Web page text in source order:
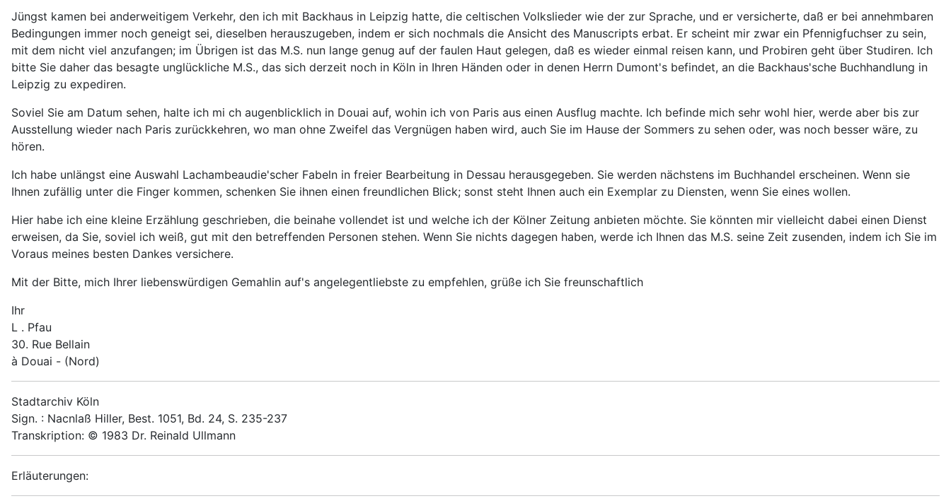
Jüngst kamen bei anderweitigem Verkehr, den ich mit Backhaus in Leipzig hatte, die celtischen Volkslieder wie der zur Sprache, und er versicherte, daß er bei annehmbaren
Bedingungen immer noch geneigt sei, dieselben herauszugeben, indem er sich nochmals die Ansicht des Manuscripts erbat. Er scheint mir zwar ein Pfennigfuchser zu sein,
mit dem nicht viel anzufangen; im Übrigen ist das M.S. nun lange genug auf der faulen Haut gelegen, daß es wieder einmal reisen kann, und Probiren geht über Studiren. Ich
bitte Sie daher das besagte unglückliche M.S., das sich derzeit noch in Köln in Ihren Händen oder in denen Herrn Dumont's befindet, an die Backhaus'sche Buchhandlung in
Leipzig zu expediren.
Soviel Sie am Datum sehen, halte ich mi ch augenblicklich in Douai auf, wohin ich von Paris aus einen Ausflug machte. Ich befinde mich sehr wohl hier, werde aber bis zur
Ausstellung wieder nach Paris zurückkehren, wo man ohne Zweifel das Vergnügen haben wird, auch Sie im Hause der Sommers zu sehen oder, was noch besser wäre, zu
hören.
Ich habe unlängst eine Auswahl Lachambeaudie'scher Fabeln in freier Bearbeitung in Dessau herausgegeben. Sie werden nächstens im Buchhandel erscheinen. Wenn sie
Ihnen zufällig unter die Finger kommen, schenken Sie ihnen einen freundlichen Blick; sonst steht Ihnen auch ein Exemplar zu Diensten, wenn Sie eines wollen.
Hier habe ich eine kleine Erzählung geschrieben, die beinahe vollendet ist und welche ich der Kölner Zeitung anbieten möchte. Sie könnten mir vielleicht dabei einen Dienst
erweisen, da Sie, soviel ich weiß, gut mit den betreffenden Personen stehen. Wenn Sie nichts dagegen haben, werde ich Ihnen das M.S. seine Zeit zusenden, indem ich Sie im
Voraus meines besten Dankes versichere.
Mit der Bitte, mich Ihrer liebenswürdigen Gemahlin auf's angelegentliebste zu empfehlen, grüße ich Sie freunschaftlich
Ihr
L . Pfau
30. Rue Bellain
à Douai - (Nord)
Stadtarchiv Köln
Sign. : Nacnlaß Hiller, Best. 1051, Bd. 24, S. 235-237
Transkription: © 1983 Dr. Reinald Ullmann
Erläuterungen: